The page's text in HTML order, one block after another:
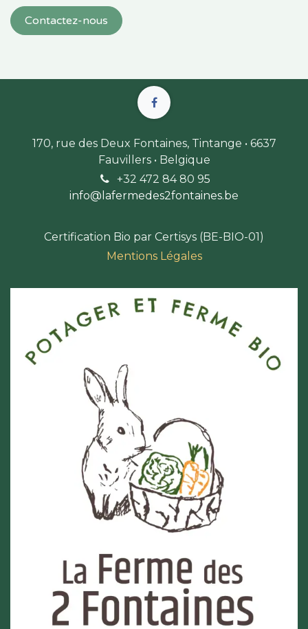
Contactez-nous
170, rue des Deux Fontaines, Tintange • 6637
Fauvillers • Belgique
+32 472 84 80 95
info@lafermedes2fontaines.be
Certification Bio par Certisys (BE-BIO-01)
Mentions Légales​